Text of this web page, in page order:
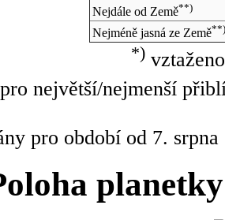
Nejdále od Země**)
Nejméně jasná ze Země**)
*)
největší/nejmenší
pro období od 7.